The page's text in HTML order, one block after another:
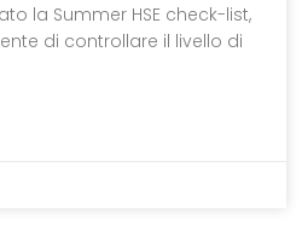
la Summer HSE check-list,
di controllare il livello di